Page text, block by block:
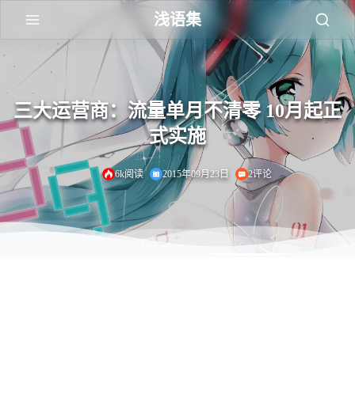
浅语集
三大运营商：流量单月不清零 10月起正
式实施
6k阅读 2015年09月23日 2评论